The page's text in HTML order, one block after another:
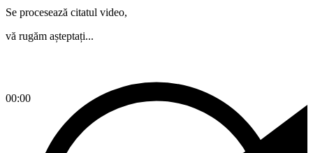
00:00
Se procesează citatul video,
vă rugăm așteptați...